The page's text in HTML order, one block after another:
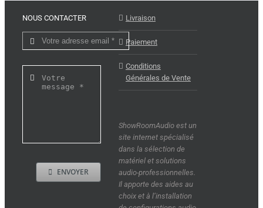
NOUS CONTACTER
ENVOYER
Livraison
Paiement
Conditions
Générales de Vente
ShowRoomAudio est un
site internet spécialisé
dans la sélection de
matériel et solutions
audio-professionnelles.
Il apporte des aides au
choix et à l’installation